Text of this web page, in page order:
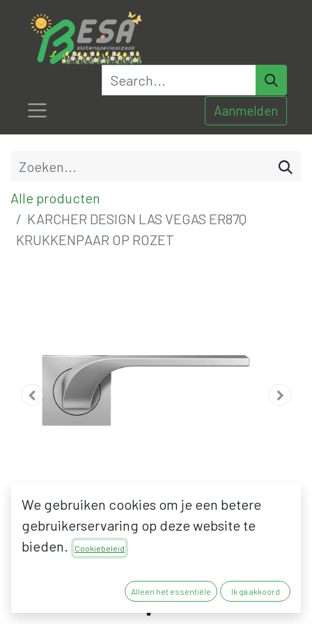
Aanmelden
Alle producten
KARCHER DESIGN LAS VEGAS ER87Q
KRUKKENPAAR OP ROZET
KARCHER DESIGN LAS
VEGAS ER87Q
We gebruiken cookies om je een betere
gebruikerservaring op deze website te
bieden.
Cookiebeleid
Alleen het essentiële Ik ga akkoord